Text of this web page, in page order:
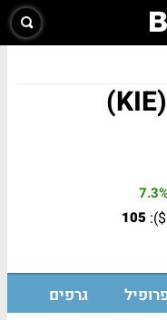
105
גרפים